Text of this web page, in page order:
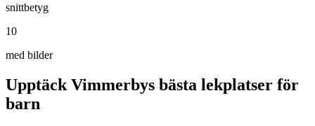
snittbetyg
10
med bilder
Upptäck Vimmerbys bästa lekplatser för
barn